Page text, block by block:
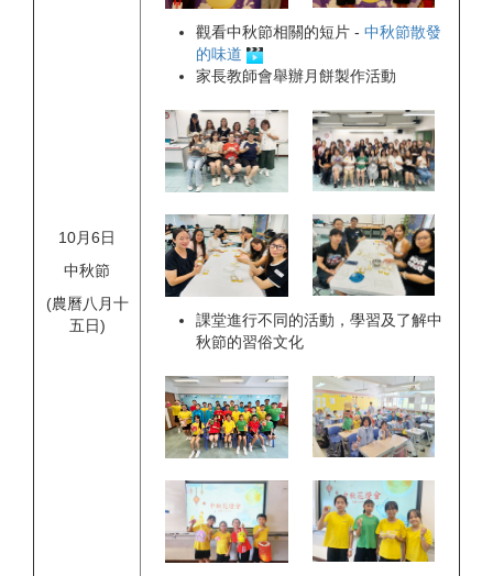
10月6日
中秋節
(農曆八月十
五日)
觀看中秋節相關的短片 - 中秋節散發
的味道
家長教師會舉辦月餅製作活動
課堂進行不同的活動，學習及了解中
秋節的習俗文化